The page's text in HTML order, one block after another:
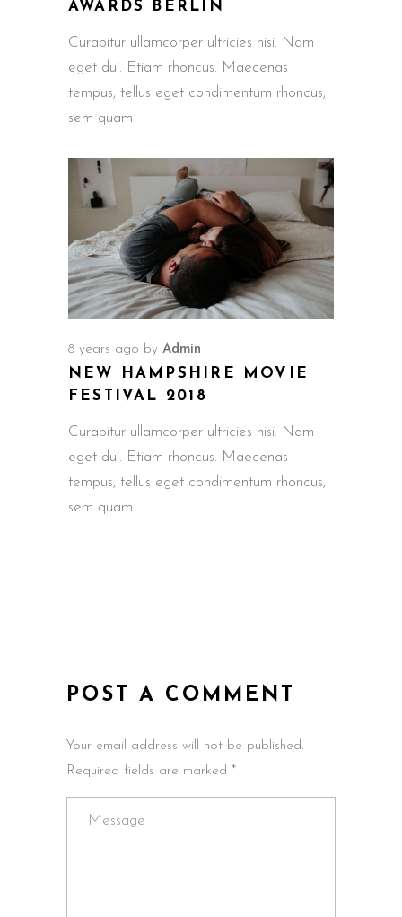
AWARDS BERLIN
Curabitur ullamcorper ultricies nisi. Nam
eget dui. Etiam rhoncus. Maecenas
tempus, tellus eget condimentum rhoncus,
sem quam
8 years ago by Admin
NEW HAMPSHIRE MOVIE
FESTIVAL 2018
Curabitur ullamcorper ultricies nisi. Nam
eget dui. Etiam rhoncus. Maecenas
tempus, tellus eget condimentum rhoncus,
sem quam
POST A COMMENT
Your email address will not be published.
Required fields are marked *